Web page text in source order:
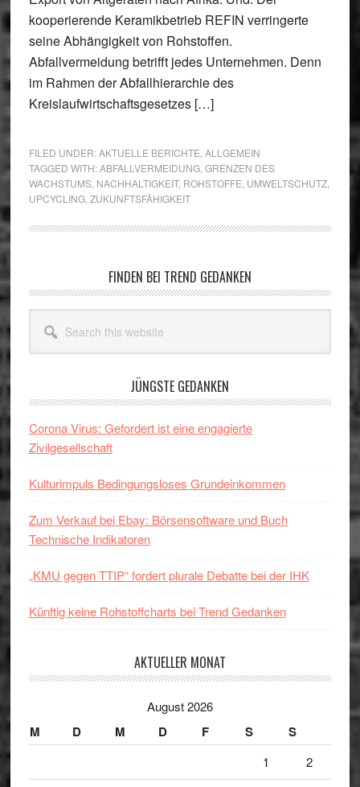
kooperierende Keramikbetrieb REFIN verringerte
seine Abhängigkeit von Rohstoffen.
Abfallvermeidung betrifft jedes Unternehmen. Denn
im Rahmen der Abfallhierarchie des
Kreislaufwirtschaftsgesetzes […]
FILED UNDER:AKTUELLE BERICHTE ALLGEMEIN
TAGGED WITH:ABFALLVERMEIDUNG, GRENZEN DES
WACHSTUMS, NACHHALTIGKEIT, ROHSTOFFE UMWELTSCHUTZ,
UPCYCLING, ZUKUNFTSFÄHIGKEIT
Sidebar
FINDEN BEI TREND GEDANKEN
this
website
JÜNGSTE GEDANKEN
Corona Virus: Gefordert ist eine engagierte
Zivilgesellschaft
Kulturimpuls Bedingungsloses Grundeinkommen
Zum Verkauf bei Ebay: Börsensoftware und Buch
Technische Indikatoren
„KMU gegen TTIP“ fordert plurale Debatte bei der IHK
Künftig keine Rohstoffcharts bei Trend Gedanken
AKTUELLER MONAT
August 2026
M D M D F S S
1 2